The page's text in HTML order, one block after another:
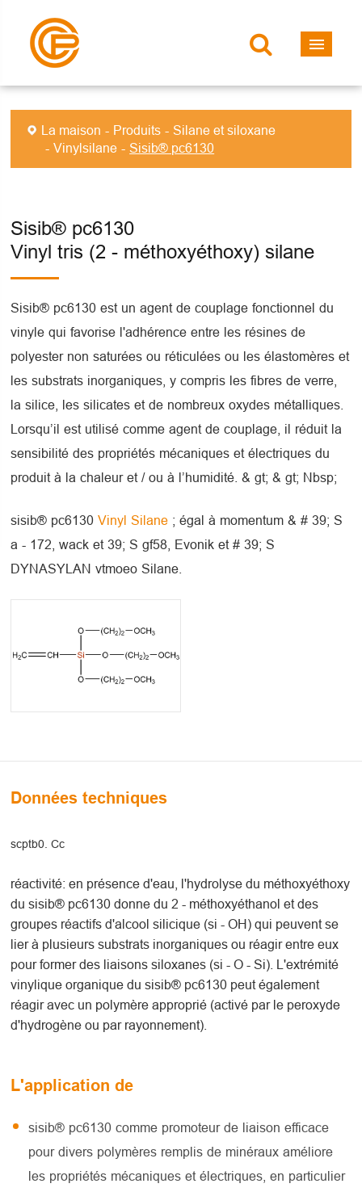
La maison Produits
Silane et siloxane
Vinylsilane
Sisib® pc6130
Sisib® pc6130
Vinyl tris (2 - méthoxyéthoxy) silane
Sisib® pc6130 est un agent de couplage fonctionnel du
vinyle qui favorise l'adhérence entre les résines de
polyester non saturées ou réticulées ou les élastomères et
les substrats inorganiques, y compris les fibres de verre,
la silice, les silicates et de nombreux oxydes métalliques.
Lorsqu’il est utilisé comme agent de couplage, il réduit la
sensibilité des propriétés mécaniques et électriques du
produit à la chaleur et / ou à l’humidité. & gt; & gt; Nbsp;
sisib® pc6130Vinyl Silane ; égal à momentum & # 39; S
a - 172, wack et 39; S gf58, Evonik et # 39; S
DYNASYLAN vtmoeo Silane.
Données techniques
scptb0. Cc
réactivité: en présence d'eau, l'hydrolyse du méthoxyéthoxy
du sisib® pc6130 donne du 2 - méthoxyéthanol et des
groupes réactifs d'alcool silicique (si - OH) qui peuvent se
lier à plusieurs substrats inorganiques ou réagir entre eux
pour former des liaisons siloxanes (si - O - Si). L'extrémité
vinylique organique du sisib® pc6130 peut également
réagir avec un polymère approprié (activé par le peroxyde
d'hydrogène ou par rayonnement).
L'application de
sisib® pc6130 comme promoteur de liaison efficace
pour divers polymères remplis de minéraux améliore
les propriétés mécaniques et électriques, en particulier